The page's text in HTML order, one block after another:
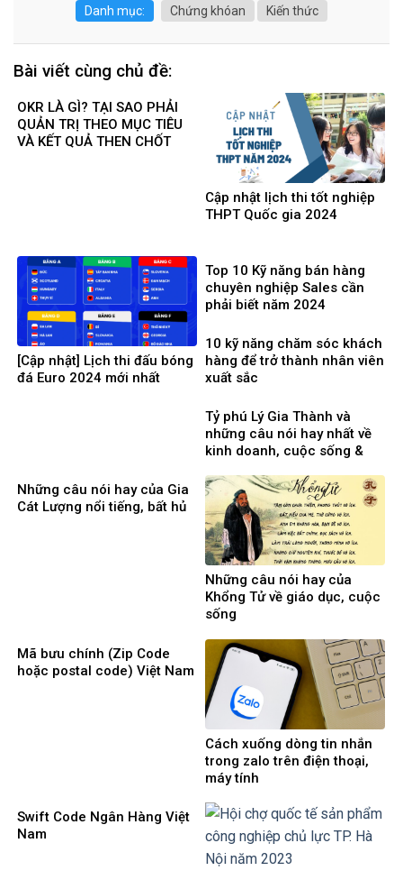
Danh mục: Chứng khóan Kiến thức
Bài viết cùng chủ đề:
OKR LÀ GÌ? TẠI SAO PHẢI
QUẢN TRỊ THEO MỤC TIÊU
VÀ KẾT QUẢ THEN CHỐT
Cập nhật lịch thi tốt nghiệp
THPT Quốc gia 2024
[Cập nhật] Lịch thi đấu bóng
đá Euro 2024 mới nhất
Top 10 Kỹ năng bán hàng
chuyên nghiệp Sales cần
phải biết năm 2024
10 kỹ năng chăm sóc khách
hàng để trở thành nhân viên
xuất sắc
Tỷ phú Lý Gia Thành và
những câu nói hay nhất về
kinh doanh, cuộc sống &
Những câu nói hay của Gia
Cát Lượng nổi tiếng, bất hủ
Những câu nói hay của
Khổng Tử về giáo dục, cuộc
sống
Mã bưu chính (Zip Code
hoặc postal code) Việt Nam
Cách xuống dòng tin nhắn
trong zalo trên điện thoại,
máy tính
Swift Code Ngân Hàng Việt
Nam